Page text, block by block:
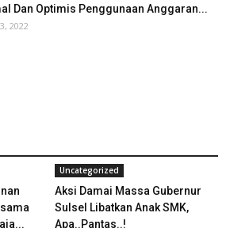
Dan Optimis Penggunaan Anggaran...
2022
Uncategorized
Aksi Damai Massa Gubernur
Sulsel Libatkan Anak SMK,
Apa..Pantas..!